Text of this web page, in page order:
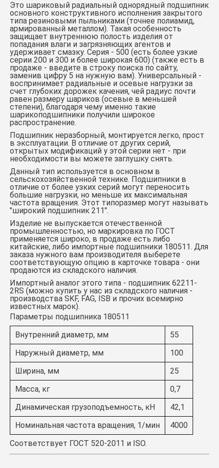
Это шариковый радиальный однорядный подшипник
основного конструктивного исполнения закрытого
типа резиновыми пыльниками (точнее полиамид,
армированный металлом). Такая особенность
защищает внутреннюю полость изделия от
попадания влаги и загрязняющих агентов и
удерживает смазку. Серия - 500 (есть более узкие
серии 200 и 300 и более широкая 600) (также есть в
продаже - введите в строку поиска по сайту,
заменив цифру 5 на нужную вам). Универсальный -
воспринимает радиальные и осевые нагрузки за
счет глубоких дорожек качения, чей радиус почти
равен размеру шариков (осевые в меньшей
степени), благодаря чему именно такие
шарикоподшипники получили широкое
распространение.
Подшипник неразборный, монтируется легко, прост
в эксплуатации. В отличие от других серий,
открытых модификаций у этой серии нет - при
необходимости вы можете заглушку снять.
Данный тип используется в основном в
сельскохозяйственной технике. Подшипники в
отличие от более узких серий могут переносить
большие нагрузки, но меньше их максимальная
частота вращения. Этот типоразмер могут называть
"широкий подшипник 211".
Изделие не выпускается отечественной
промышленностью, но маркировка по ГОСТ
применяется широко, в продаже есть либо
китайские, либо импортные подшипники 180511. Для
заказа нужного вам производителя выберете
соответствующую опцию в карточке товара - они
продаются из складского наличия.
Импортный аналог этого типа - подшипник 62211-
2RS (можно купить у нас из складского наличия -
производства SKF, FAG, ISB и прочих всемирно
известных марок).
Параметры подшипника 180511
Внутренний диаметр, мм
55
Наружный диаметр, мм
100
Ширина, мм
25
Масса, кг
0,7
Динамическая грузоподъемность, кН
42,1
Номинальная частота вращения, 1/мин
4000
Соответствует ГОСТ 520-2011 и ISO.